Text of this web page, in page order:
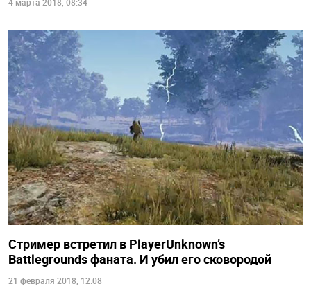
Стример встретил в PlayerUnknown’s
Battlegrounds фаната. И убил его сковородой
21 февраля 2018, 12:08